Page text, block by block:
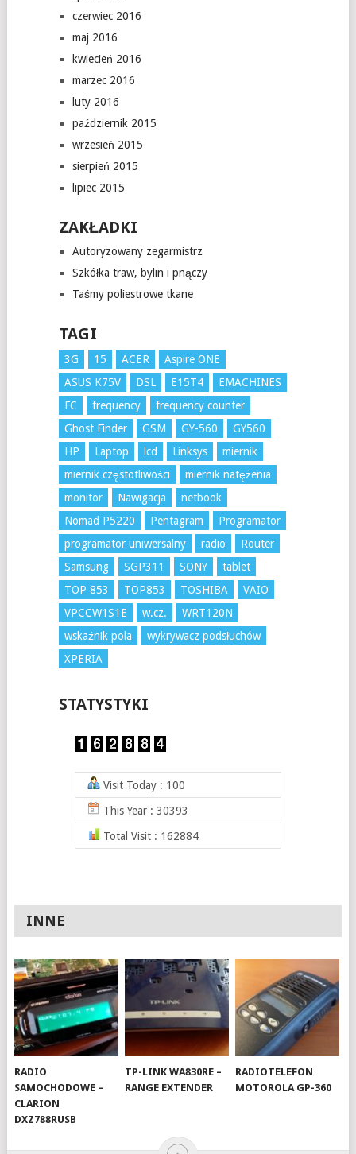
czerwiec 2016
maj 2016
kwiecień 2016
marzec 2016
luty 2016
październik 2015
wrzesień 2015
sierpień 2015
lipiec 2015
ZAKŁADKI
Autoryzowany zegarmistrz
Szkółka traw, bylin i pnączy
Taśmy poliestrowe tkane
TAGI
3G 15 ACER
Aspire ONE
ASUS K75V
DSL E15T4
EMACHINES
FC
frequency
frequency counter
Ghost Finder
GSM GY-560
GY560
HP
Laptop lcd Linksys
miernik
miernik częstotliwości
miernik natężenia
monitor
Nawigacja
netbook
Nomad P5220
Pentagram
Programator
programator uniwersalny
radio
Router
Samsung
SGP311 SONY
tablet
TOP 853
TOP853 TOSHIBA
VAIO
VPCCW1S1E
w.cz.
WRT120N
wskaźnik pola
wykrywacz podsłuchów
XPERIA
STATYSTYKI
Visit Today : 100
This Year : 30393
Total Visit : 162884
INNE
RADIO
SAMOCHODOWE –
CLARION
DXZ788RUSB
TP-LINK WA830RE –
RANGE EXTENDER
RADIOTELEFON
MOTOROLA GP-360